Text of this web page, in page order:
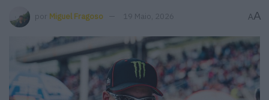
por Miguel Fragoso 19 Maio, 2026 AA